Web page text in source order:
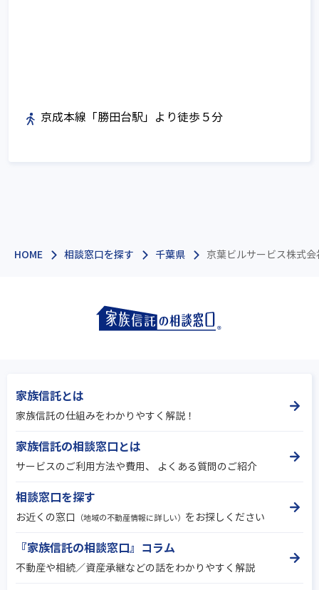
HOME 相談窓口を探す 千葉県 京葉ビルサービス株式会
京成本線「勝田台駅」より徒歩５分
家族信託とは
家族信託の仕組みをわかりやすく解説！
家族信託の相談窓口とは
サービスのご利用方法や費用、 よくある質問のご紹介
相談窓口を探す
お近くの窓口 （地域の不動産情報に詳しい） をお探しください
『家族信託の相談窓口』コラム
不動産や相続／資産承継などの話をわかりやすく解説